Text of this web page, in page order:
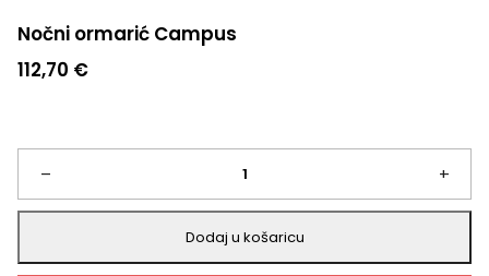
Nočni ormarić Campus
112,70 €
–
Nočni
ormarić
Campus
+
Dodaj u košaricu